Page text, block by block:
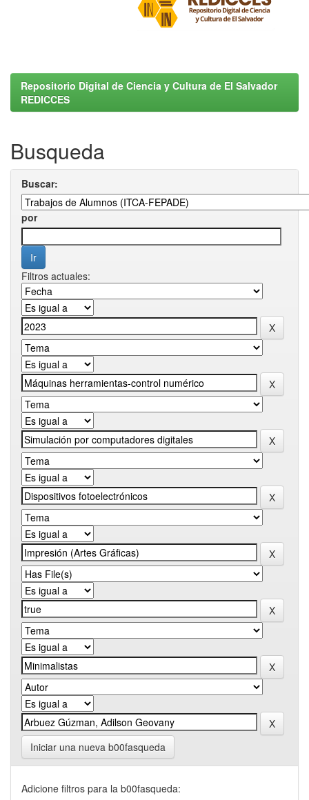
Repositorio Digital de Ciencia y Cultura de El Salvador
REDICCES
Busqueda
Buscar:
por
Filtros actuales:
Iniciar una nueva b00fasqueda
Adicione filtros para la b00fasqueda: